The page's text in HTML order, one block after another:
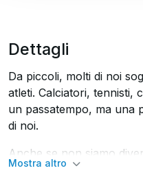
Dettagli
Da piccoli, molti di noi
atleti. Calciatori, tennisti,
un passatempo, ma una
di noi.
Anche se non siamo
continuato a vivere lo
Mostra altro